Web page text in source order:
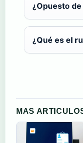
¿Opuesto
¿Qué es el
MAS